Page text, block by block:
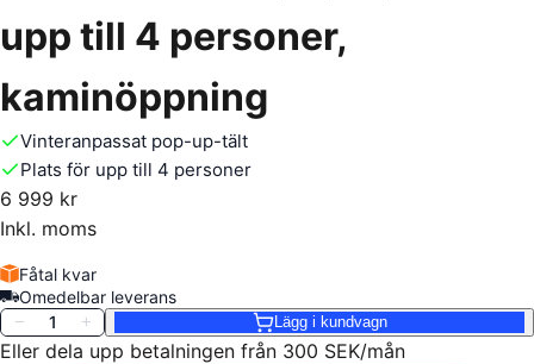
upp till 4 personer,
kaminöppning
Vinteranpassat pop-up-tält
Plats för upp till 4 personer
6 999 kr
Inkl. moms
Fåtal kvar
Omedelbar leverans
−
1 + Lägg i kundvagn
Eller dela upp betalningen från 300 SEK/mån